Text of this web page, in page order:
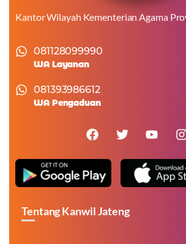
Kantor Wilayah Kementerian Agama
081128099990
WA Layanan
081393986612
WA Pengaduan
Tentang Kanwil Jateng